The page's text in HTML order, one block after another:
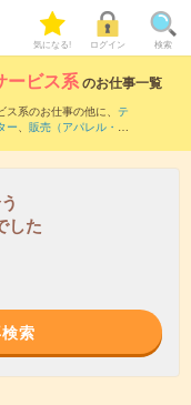
気になる! ログイン 検索
ービス系のお仕事一覧
系のお仕事の他に、 テ
ー、 販売（アパレル・フ
した
索